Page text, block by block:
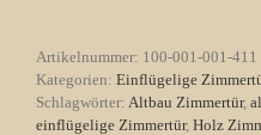
Artikelnummer: 100-001-001-411
Kategorien: Einflügelige
Schlagwörter: Altbau Zimmertür,
einflügelige Zimmertür, Holz